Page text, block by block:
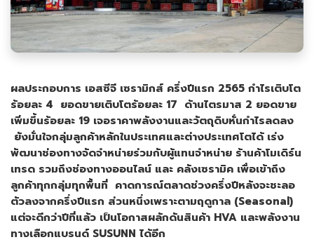
ผลประกอบการ เอสซีจี เซรามิกส์ ครึ่งปีแรก 2565 กำไรเติบโต
ร้อยละ 4 ยอดขายเติบโตร้อยละ 17 ด้านไตรมาส 2 ยอดขาย
เพิ่มขึ้นร้อยละ 19 เจอราคาพลังงานและวัตถุดิบหั่นกำไรลดลง
ยังมั่นใจกลุ่มลูกค้าหลักในประเทศและต่างประเทศโตได้ เร่ง
พัฒนาช่องทางจัดจำหน่ายร่วมกับผู้แทนจำหน่าย ร้านค้าโมเดิร์น
เทรด รวมถึงช่องทางออนไลน์ และ คลังเซรามิค เพื่อเข้าถึง
ลูกค้าทุกกลุ่มทุกพื้นที่ คาดการณ์ตลาดช่วงครึ่งปีหลังจะชะลอ
ตัวลงจากครึ่งปีแรก ส่วนหนึ่งเพราะตามฤดูกาล (Seasonal)
แต่จะดีกว่าปีที่แล้ว เป็นโอกาสผลักดันสินค้า HVA และพลังงาน
ทางเลือกแบรนด์ SUSUNN ได้อีก